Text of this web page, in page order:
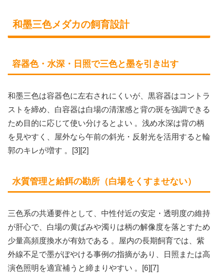
和墨三色メダカの飼育設計
容器色・水深・日照で三色と墨を引き出す
和墨三色は容器色に左右されにくいが、黒容器はコントラ
ストを締め、白容器は白場の清潔感と背の斑を強調できる
ため目的に応じて使い分けるとよい 。浅め水深は背の柄
を見やすく、屋外なら午前の斜光・反射光を活用すると輪
郭のキレが増す 。[3][2]
水質管理と給餌の勘所（白場をくすませない）
三色系の共通要件として、中性付近の安定・透明度の維持
が肝心で、白場の黄ばみや濁りは柄の解像度を落とすため
少量高頻度換水が有効である 。屋内の長期飼育では、紫
外線不足で墨がぼやける事例の指摘があり、日照または高
演色照明を適宜補うと締まりやすい 。[6][7]